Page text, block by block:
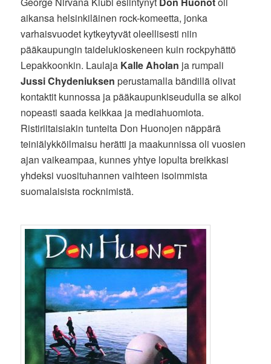
aikansa helsinkiläinen rock-komeetta, jonka
varhaisvuodet kytkeytyvät oleellisesti niin
pääkaupungin taidelukioskeneen kuin rockpyhättö
Lepakkoonkin. Laulaja Kalle Aholan ja rumpali
Jussi Chydeniuksen perustamalla bändillä olivat
kontaktit kunnossa ja pääkaupunkiseudulla se alkoi
nopeasti saada keikkaa ja mediahuomiota.
Ristiriitaisiakin tunteita Don Huonojen näppärä
teiniälykköilmaisu herätti ja maakunnissa oli vuosien
ajan vaikeampaa, kunnes yhtye lopulta breikkasi
yhdeksi vuosituhannen vaihteen isoimmista
suomalaisista rocknimistä.